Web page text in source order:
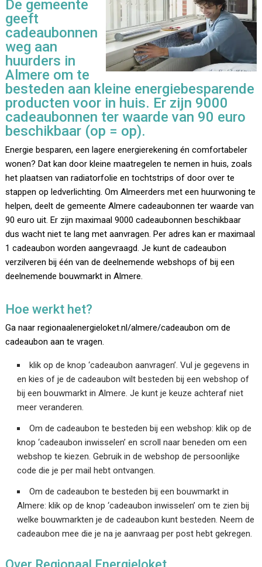
De gemeente
geeft
cadeaubonnen
weg aan
huurders in
Almere om te
besteden aan kleine energiebesparende
producten voor in huis. Er zijn 9000
cadeaubonnen ter waarde van 90 euro
beschikbaar (op = op).
Energie besparen, een lagere energierekening én comfortabeler
wonen? Dat kan door kleine maatregelen te nemen in huis, zoals
het plaatsen van radiatorfolie en tochtstrips of door over te
stappen op ledverlichting. Om Almeerders met een huurwoning te
helpen, deelt de gemeente Almere cadeaubonnen ter waarde van
90 euro uit. Er zijn maximaal 9000 cadeaubonnen beschikbaar
dus wacht niet te lang met aanvragen. Per adres kan er maximaal
1 cadeaubon worden aangevraagd. Je kunt de cadeaubon
verzilveren bij één van de deelnemende webshops of bij een
deelnemende bouwmarkt in Almere.
Hoe werkt het?
Ga naar regionaalenergieloket.nl/almere/cadeaubon om de
cadeaubon aan te vragen.
klik op de knop ‘cadeaubon aanvragen’. Vul je gegevens in
en kies of je de cadeaubon wilt besteden bij een webshop of
bij een bouwmarkt in Almere. Je kunt je keuze achteraf niet
meer veranderen.
Om de cadeaubon te besteden bij een webshop: klik op de
knop ‘cadeaubon inwisselen’ en scroll naar beneden om een
webshop te kiezen. Gebruik in de webshop de persoonlijke
code die je per mail hebt ontvangen.
Om de cadeaubon te besteden bij een bouwmarkt in
Almere: klik op de knop ‘cadeaubon inwisselen’ om te zien bij
welke bouwmarkten je de cadeaubon kunt besteden. Neem de
cadeaubon mee die je na je aanvraag per post hebt gekregen.